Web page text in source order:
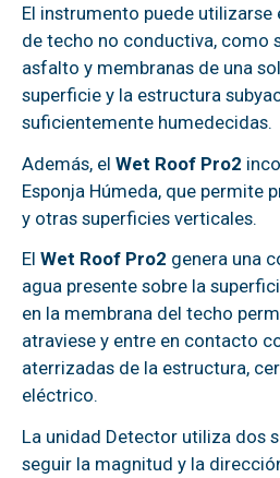
El instrumento puede
de techo no conductiva, como
asfalto y membranas de una
superficie y la estructura
suficientemente humedecidas.
Además, el Wet Roof Pro2
Esponja Húmeda, que permite
y otras superficies verticales.
El Wet Roof Pro2 genera una
agua presente sobre la
en la membrana del techo
atraviese y entre en contacto
aterrizadas de la estructura,
eléctrico.
La unidad Detector utiliza dos
seguir la magnitud y la